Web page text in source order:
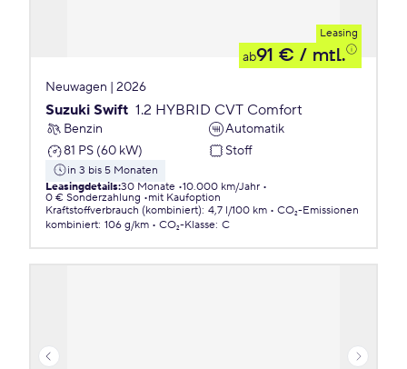
Leasing
ab91 € / mtl.
Neuwagen | 2026
Suzuki Swift 1.2 HYBRID CVT Comfort
Benzin
Automatik
81 PS (60 kW)
Stoff
in 3 bis 5 Monaten
Leasingdetails:30 Monate 10.000 km/Jahr
0 € Sonderzahlung
mit Kaufoption
Kraftstoffverbrauch (kombiniert): 4,7 l/100 km
CO₂-Emissionen
kombiniert: 106 g/km CO₂-Klasse: C